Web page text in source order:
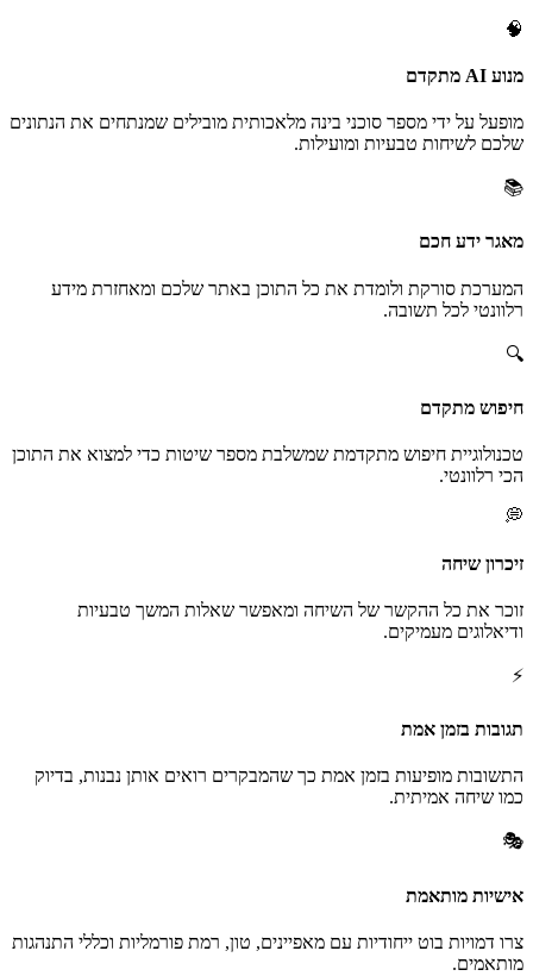
🧠
מנוע AI מתקדם
מופעל על ידי מספר סוכני בינה מלאכותית מובילים שמנתחים את הנתונים
שלכם לשיחות טבעיות ומועילות.
📚
מאגר ידע חכם
המערכת סורקת ולומדת את כל התוכן באתר שלכם ומאחזרת מידע
רלוונטי לכל תשובה.
🔍
חיפוש מתקדם
טכנולוגיית חיפוש מתקדמת שמשלבת מספר שיטות כדי למצוא את התוכן
הכי רלוונטי.
💭
זיכרון שיחה
זוכר את כל ההקשר של השיחה ומאפשר שאלות המשך טבעיות
ודיאלוגים מעמיקים.
⚡
תגובות בזמן אמת
התשובות מופיעות בזמן אמת כך שהמבקרים רואים אותן נבנות, בדיוק
כמו שיחה אמיתית.
🎭
אישיות מותאמת
צרו דמויות בוט ייחודיות עם מאפיינים, טון, רמת פורמליות וכללי התנהגות
מותאמים.